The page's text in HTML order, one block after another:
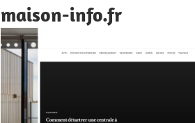
maison-info.fr